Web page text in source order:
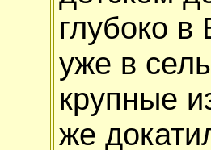
глубоко в
уже в
крупные
же